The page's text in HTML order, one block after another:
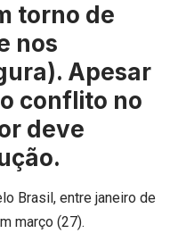
torno de
nos
Apesar
conflito no
deve
Brasil, entre janeiro de
março (27).